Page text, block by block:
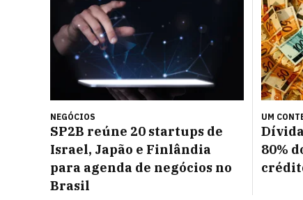
NEGÓCIOS
SP2B reúne 20 startups de
Israel, Japão e Finlândia
para agenda de negócios no
Brasil
UM
80%